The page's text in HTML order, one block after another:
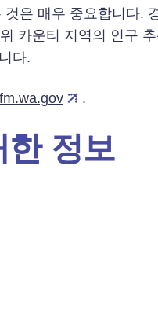
은 매우 중요합니다.
카운티 지역의 인구 추
다.
.
한 정보